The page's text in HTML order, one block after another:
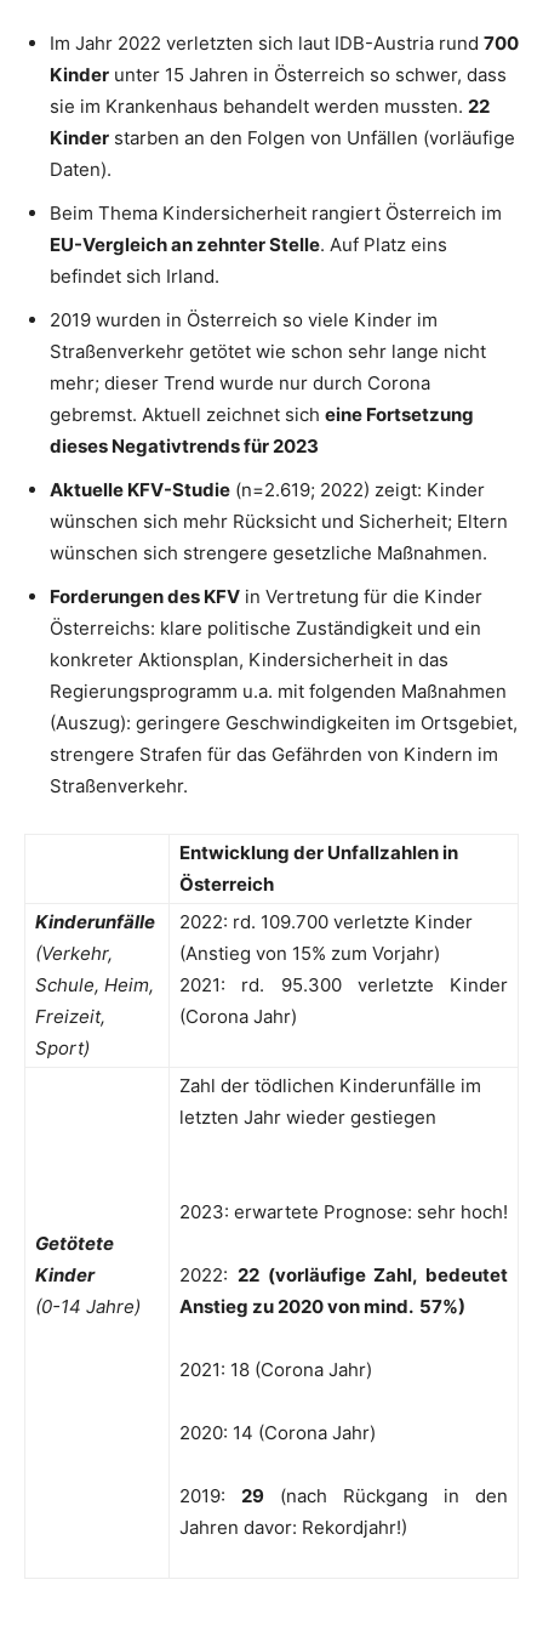
Im Jahr 2022 verletzten sich laut IDB-Austria rund 700
Kinder unter 15 Jahren in Österreich so schwer, dass
sie im Krankenhaus behandelt werden mussten. 22
Kinder starben an den Folgen von Unfällen (vorläufige
Daten).
Beim Thema Kindersicherheit rangiert Österreich im
EU-Vergleich an zehnter Stelle. Auf Platz eins
befindet sich Irland.
2019 wurden in Österreich so viele Kinder im
Straßenverkehr getötet wie schon sehr lange nicht
mehr; dieser Trend wurde nur durch Corona
gebremst. Aktuell zeichnet sich eine Fortsetzung
dieses Negativtrends für 2023
Aktuelle KFV-Studie (n=2.619; 2022) zeigt: Kinder
wünschen sich mehr Rücksicht und Sicherheit; Eltern
wünschen sich strengere gesetzliche Maßnahmen.
Forderungen des KFV in Vertretung für die Kinder
Österreichs: klare politische Zuständigkeit und ein
konkreter Aktionsplan, Kindersicherheit in das
Regierungsprogramm u.a. mit folgenden Maßnahmen
(Auszug): geringere Geschwindigkeiten im Ortsgebiet,
strengere Strafen für das Gefährden von Kindern im
Straßenverkehr.
Entwicklung der Unfallzahlen in
Österreich
Kinderunfälle
(Verkehr,
Schule, Heim,
Freizeit,
Sport)
2022: rd. 109.700 verletzte Kinder
(Anstieg von 15% zum Vorjahr)
2021: rd. 95.300 verletzte Kinder
(Corona Jahr)
Getötete
Kinder
(0-14 Jahre)
Zahl der tödlichen Kinderunfälle im
letzten Jahr wieder gestiegen
2023: erwartete Prognose: sehr hoch!
2022: 22 (vorläufige Zahl, bedeutet
Anstieg zu 2020 von mind. 57%)
2021: 18 (Corona Jahr)
2020: 14 (Corona Jahr)
2019: 29 (nach Rückgang in den
Jahren davor: Rekordjahr!)